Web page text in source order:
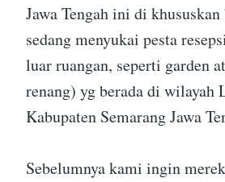
Jawa Tengah ini di
sedang menyukai pesta
luar ruangan, seperti garden
renang) yg berada di wilayah
Kabupaten Semarang Jawa
Sebelumnya kami ingin